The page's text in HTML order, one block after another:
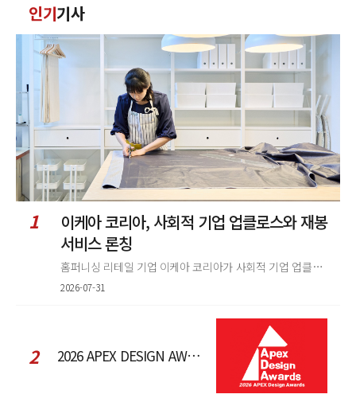
글
인기기사
1
이케아 코리아, 사회적 기업 업클로스와 재봉
서비스 론칭
홈퍼니싱 리테일 기업 이케아 코리아가 사회적 기업 업클로스(Upcloth)와 협력해 재봉 서비스를 선보인다. 이번 협업은 이케
2026-07-31
2 2026 APEX DESIGN AWARDS